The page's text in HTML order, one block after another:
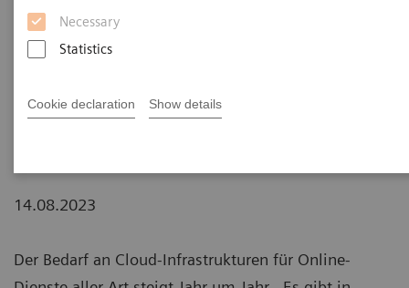
Necessary
Statistics
Cookie declaration Show details
Unter dem Label „Gaia-X“ entsteht in Europa
eine sichere, souveräne und offene
Durchbruch verhelfen.
14.08.2023
Der Bedarf an Cloud-Infrastrukturen für Online-